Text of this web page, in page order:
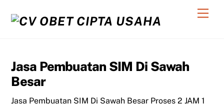
Jasa Pembuatan SIM Di Sawah
Besar
Jasa Pembuatan SIM Di Sawah Besar Proses 2 JAM 1